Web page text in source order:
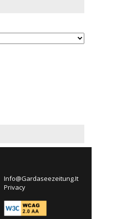
Info@Gardaseezeitung.It
Privacy